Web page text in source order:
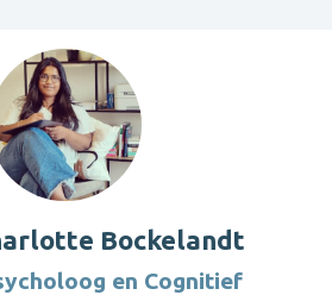
Bockelandt
en Cognitief